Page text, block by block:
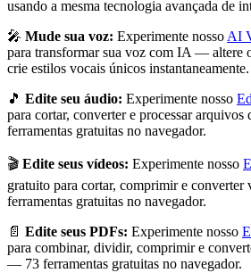
usando a mesma tecnologia avançada de
🎤 Mude sua voz: Experimente nosso AI
para transformar sua voz com IA — altere
crie estilos vocais únicos instantaneamente.
🎵 Edite seu áudio: Experimente nosso
para cortar, converter e processar
ferramentas gratuitas no navegador.
🎬 Edite seus vídeos: Experimente nosso
gratuito para cortar, comprimir e
ferramentas gratuitas no navegador.
📄 Edite seus PDFs: Experimente nosso
para combinar, dividir, comprimir e
— 73 ferramentas gratuitas no navegador.